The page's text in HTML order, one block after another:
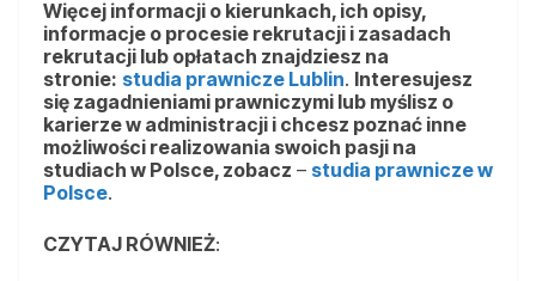
Więcej informacji o kierunkach, ich opisy,
informacje o procesie rekrutacji i zasadach
rekrutacji lub opłatach znajdziesz na
stronie: studia prawnicze Lublin. Interesujesz
się zagadnieniami prawniczymi lub myślisz o
karierze w administracji i chcesz poznać inne
możliwości realizowania swoich pasji na
studiach w Polsce, zobacz – studia prawnicze w
Polsce.
CZYTAJ RÓWNIEŻ: